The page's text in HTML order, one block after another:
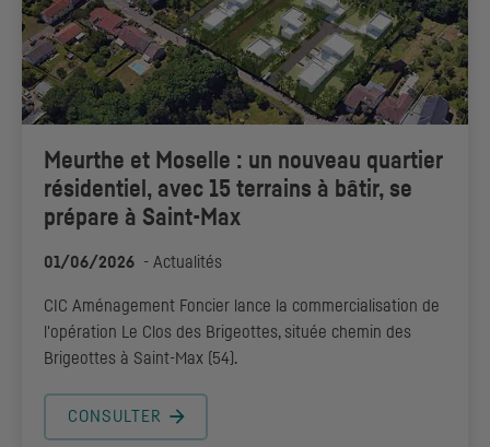
Meurthe et Moselle : un nouveau quartier
résidentiel, avec 15 terrains à bâtir, se
prépare à Saint-Max
01/06/2026 - Actualités
CIC Aménagement Foncier lance la commercialisation de
l'opération Le Clos des Brigeottes, située chemin des
Brigeottes à Saint-Max (54).
CONSULTER